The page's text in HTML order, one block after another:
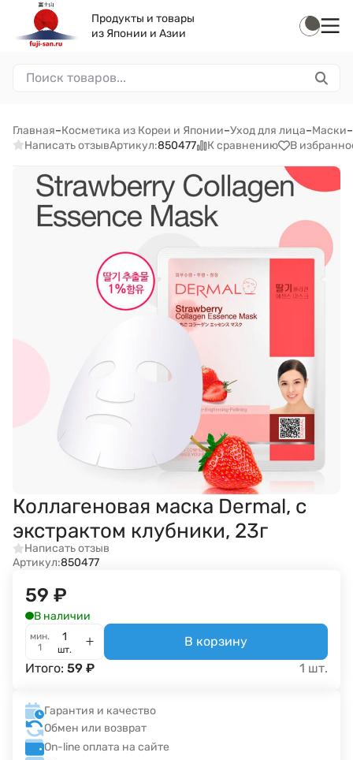
Продукты и товары
из Японии и Азии
Главная–Косметика из Кореи и Японии–Уход для лица–Маски–
Написать отзывАртикул:850477 К сравнению В
Коллагеновая маска Dermal, с
экстрактом клубники, 23г
Написать отзыв
Артикул:850477
59 ₽
В наличии
мин.
1
шт.
В корзину
Итого: 59 ₽ 1 шт.
Гарантия и качество
Обмен или возврат
On-line оплата на сайте